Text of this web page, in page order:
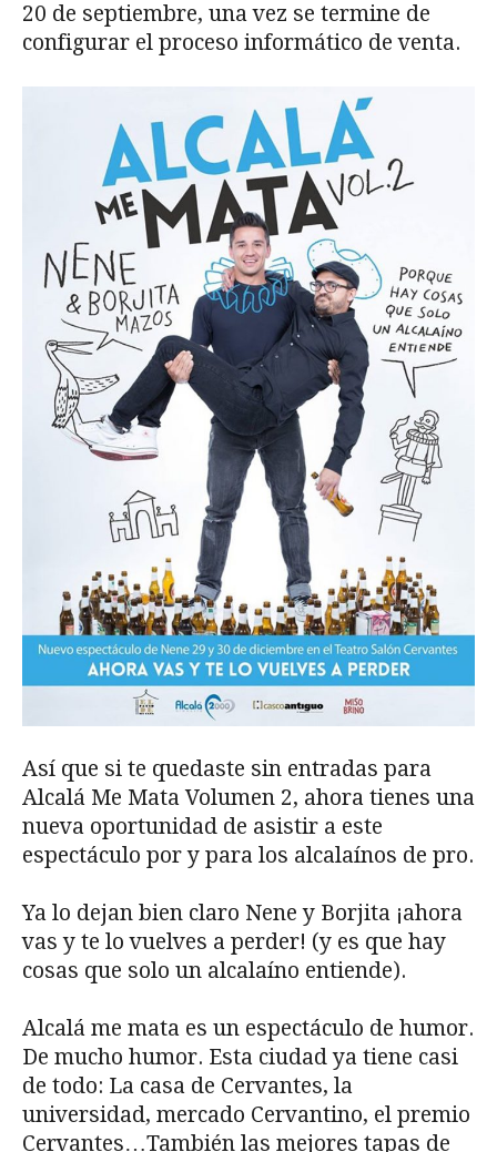
20 de septiembre, una vez se termine de
configurar el proceso informático de venta.
Así que si te quedaste sin entradas para
Alcalá Me Mata Volumen 2, ahora tienes una
nueva oportunidad de asistir a este
espectáculo por y para los alcalaínos de pro.
Ya lo dejan bien claro Nene y Borjita ¡ahora
vas y te lo vuelves a perder! (y es que hay
cosas que solo un alcalaíno entiende).
Alcalá me mata es un espectáculo de humor.
De mucho humor. Esta ciudad ya tiene casi
de todo: La casa de Cervantes, la
universidad, mercado Cervantino, el premio
Cervantes…También las mejores tapas de